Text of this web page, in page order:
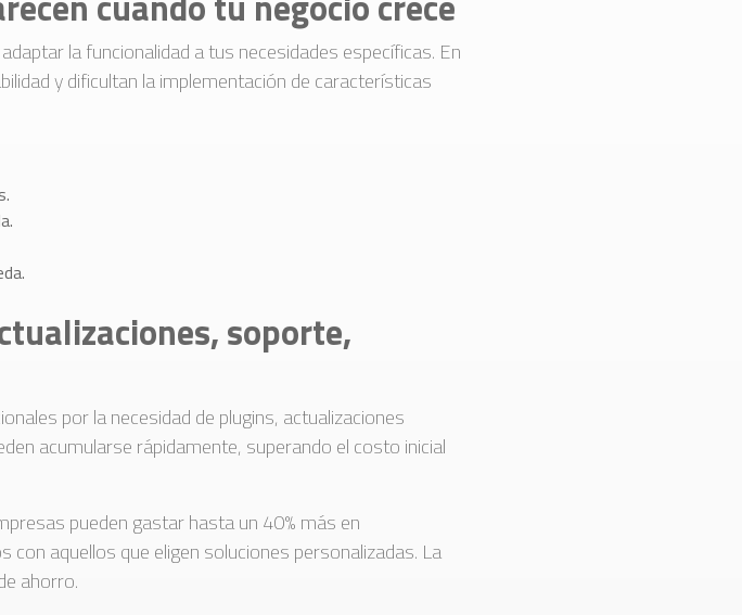
la funcionalidad a tus necesidades específicas. En
y dificultan la implementación de características
soporte,
por la necesidad de plugins, actualizaciones
acumularse rápidamente, superando el costo inicial
pueden gastar hasta un 40% más en
aquellos que eligen soluciones personalizadas. La
ahorro.